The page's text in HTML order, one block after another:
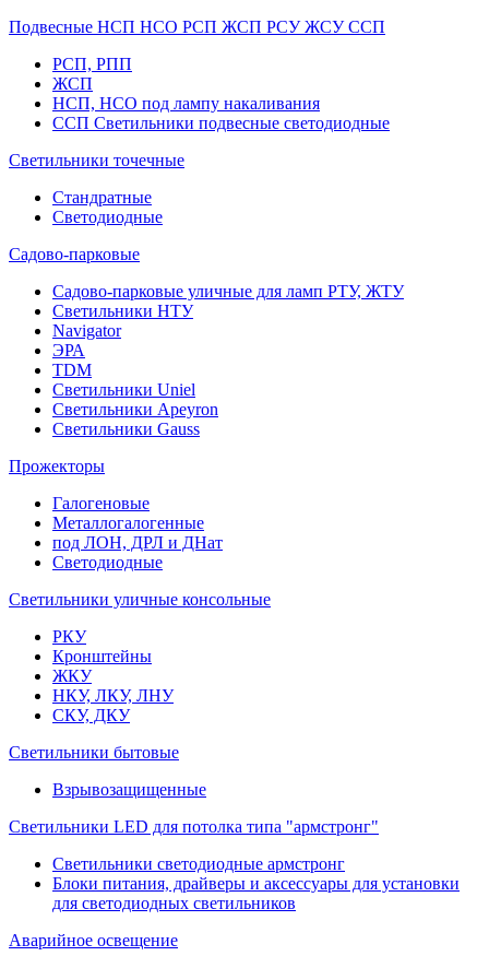
Подвесные НСП НСО РСП ЖСП РСУ ЖСУ ССП
РСП, РПП
ЖСП
НСП, НСО под лампу накаливания
ССП Светильники подвесные светодиодные
Светильники точечные
Стандратные
Светодиодные
Садово-парковые
Садово-парковые уличные для ламп РТУ, ЖТУ
Светильники НТУ
Navigator
ЭРА
TDM
Светильники Uniel
Светильники Apeyron
Светильники Gauss
Прожекторы
Галогеновые
Металлогалогенные
под ЛОН, ДРЛ и ДНат
Светодиодные
Светильники уличные консольные
РКУ
Кронштейны
ЖКУ
НКУ, ЛКУ, ЛНУ
СКУ, ДКУ
Светильники бытовые
Взрывозащищенные
Светильники LED для потолка типа "армстронг"
Светильники светодиодные армстронг
Блоки питания, драйверы и аксессуары для установки
для светодиодных светильников
Аварийное освещение